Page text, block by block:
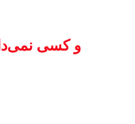
و کسی